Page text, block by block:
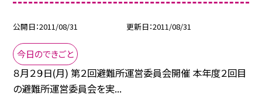
公開日 2011/08/31 更新日 2011/08/31
今日のできごと
８月２９日(月) 第２回避難所運営委員会開催 本年度２回目
の避難所運営委員会を実...